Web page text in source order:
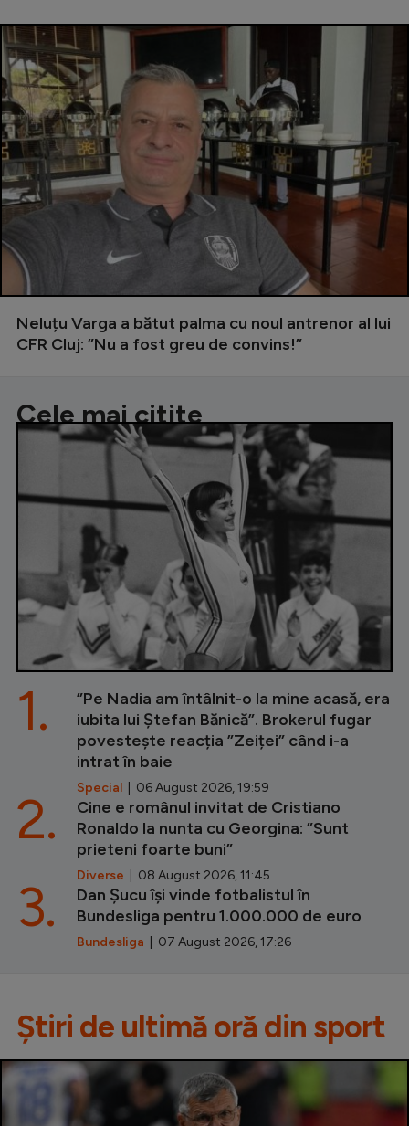
Neluțu Varga a bătut palma cu noul antrenor al lui
CFR Cluj: ”Nu a fost greu de convins!”
Cele mai citite
”Pe Nadia am întâlnit-o la mine acasă, era
iubita lui Ștefan Bănică”. Brokerul fugar
povestește reacția ”Zeiței” când i-a
intrat în baie
Special | 06 August 2026, 19:59
1.
Cine e românul invitat de Cristiano
Ronaldo la nunta cu Georgina: ”Sunt
prieteni foarte buni”
Diverse | 08 August 2026, 11:45
2.
Dan Șucu își vinde fotbalistul în
Bundesliga pentru 1.000.000 de euro
Bundesliga | 07 August 2026, 17:26
3.
Știri de ultimă oră din sport